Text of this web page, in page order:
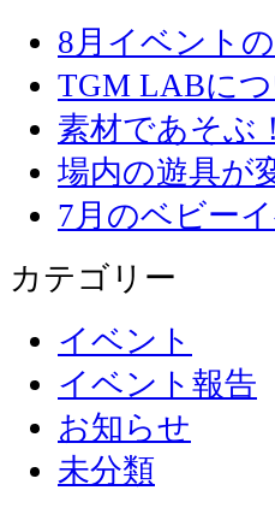
8月イベント
TGM LABに
素材であそぶ
場内の遊具が
7月のベビー
カテゴリー
イベント
イベント報告
お知らせ
未分類